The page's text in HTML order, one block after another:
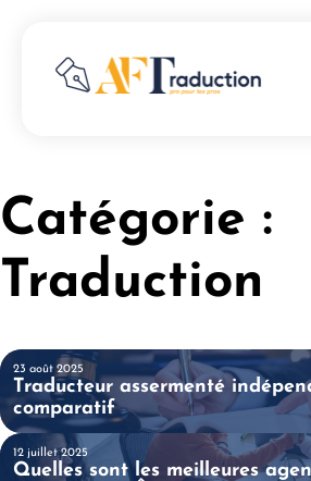
Catégorie :
Traduction
23 août 2025
Traducteur assermenté
comparatif
SUITE
12 juillet 2025
Quelles sont les meilleures
SUITE